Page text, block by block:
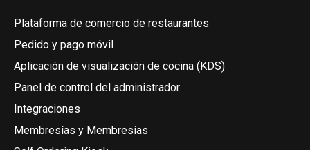
Plataforma de comercio de restaurantes
Pedido y pago móvil
Aplicación de visualización de cocina (KDS)
Panel de control del administrador
Integraciones
Membresías y Membresías